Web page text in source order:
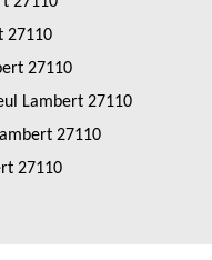
27110
27110
Lambert 27110
27110
27110